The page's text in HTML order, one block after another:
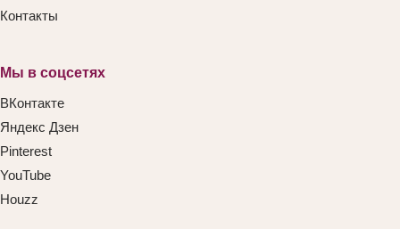
Контакты
Мы в соцсетях
ВКонтакте
Яндекс Дзен
Pinterest
YouTube
Houzz